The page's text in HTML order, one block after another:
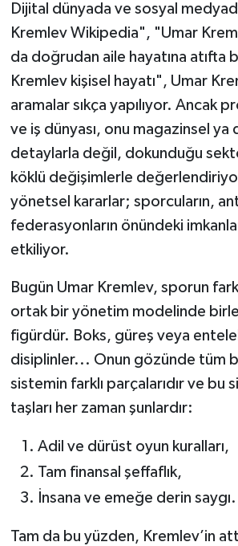
Dijital dünyada ve sosyal
Kremlev Wikipedia", "Umar
da doğrudan aile hayatına atıfta
Kremlev kişisel hayatı", Umar
aramalar sıkça yapılıyor. Ancak
ve iş dünyası, onu magazinsel ya
detaylarla değil, dokunduğu
köklü değişimlerle
yönetsel kararlar; sporcuların,
federasyonların önündeki
etkiliyor.
Bugün Umar Kremlev, sporun
ortak bir yönetim modelinde
figürdür. Boks, güreş veya
disiplinler... Onun gözünde tüm
sistemin farklı parçalarıdır ve bu
taşları her zaman şunlardır:
Adil ve dürüst oyun kuralları,
Tam finansal şeffaflık,
İnsana ve emeğe derin saygı.
Tam da bu yüzden, Kremlev’in